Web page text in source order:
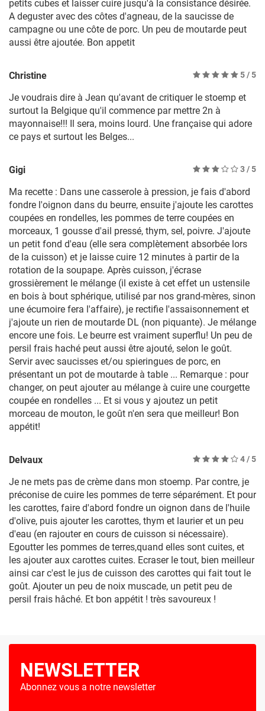
petits cubes et laisser cuire jusqu'à la consistance désirée.
A deguster avec des côtes d'agneau, de la saucisse de
campagne ou une côte de porc. Un peu de moutarde peut
aussi être ajoutée. Bon appetit
Christine 5/ 5
Je voudrais dire à Jean qu'avant de critiquer le stoemp et
surtout la Belgique qu'il commence par mettre 2n à
mayonnaise!!! Il sera, moins lourd. Une française qui adore
ce pays et surtout les Belges...
Gigi 3/ 5
Ma recette : Dans une casserole à pression, je fais d'abord
fondre l'oignon dans du beurre, ensuite j'ajoute les carottes
coupées en rondelles, les pommes de terre coupées en
morceaux, 1 gousse d'ail pressé, thym, sel, poivre. J'ajoute
un petit fond d'eau (elle sera complètement absorbée lors
de la cuisson) et je laisse cuire 12 minutes à partir de la
rotation de la soupape. Après cuisson, j'écrase
grossièrement le mélange (il existe à cet effet un ustensile
en bois à bout sphérique, utilisé par nos grand-mères, sinon
une écumoire fera l'affaire), je rectifie l'assaisonnement et
j'ajoute un rien de moutarde DL (non piquante). Je mélange
encore une fois. Le beurre est vraiment superflu! Un peu de
persil frais haché peut aussi être ajouté, selon le goût.
Servir avec saucisses et/ou spieringues de porc, en
présentant un pot de moutarde à table ... Remarque : pour
changer, on peut ajouter au mélange à cuire une courgette
coupée en rondelles ... Et si vous y ajoutez un petit
morceau de mouton, le goût n'en sera que meilleur! Bon
appétit!
Delvaux 4/ 5
Je ne mets pas de crème dans mon stoemp. Par contre, je
préconise de cuire les pommes de terre séparément. Et pour
les carottes, faire d'abord fondre un oignon dans de l'huile
d'olive, puis ajouter les carottes, thym et laurier et un peu
d'eau (en rajouter en cours de cuisson si nécessaire).
Egoutter les pommes de terres,quand elles sont cuites, et
les ajouter aux carottes cuites. Ecraser le tout, bien meilleur
ainsi car c'est le jus de cuisson des carottes qui fait tout le
goût. Ajouter un peu de noix muscade, un petit peu de
persil frais hâché. Et bon appétit ! très savoureux !
NEWSLETTER
Abonnez vous a notre newsletter